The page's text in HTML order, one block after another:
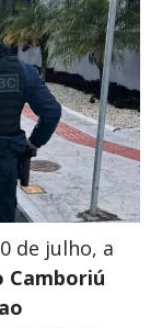
de julho, a
Camboriú